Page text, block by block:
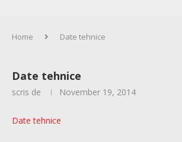
Home Date tehnice
Date tehnice
scris de November 19, 2014
Date tehnice